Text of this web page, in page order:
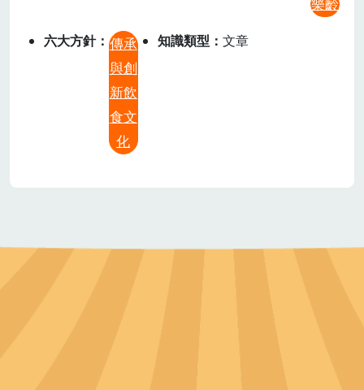
六大方針
傳承
與創
新飲
食文
化
知識類型 文章